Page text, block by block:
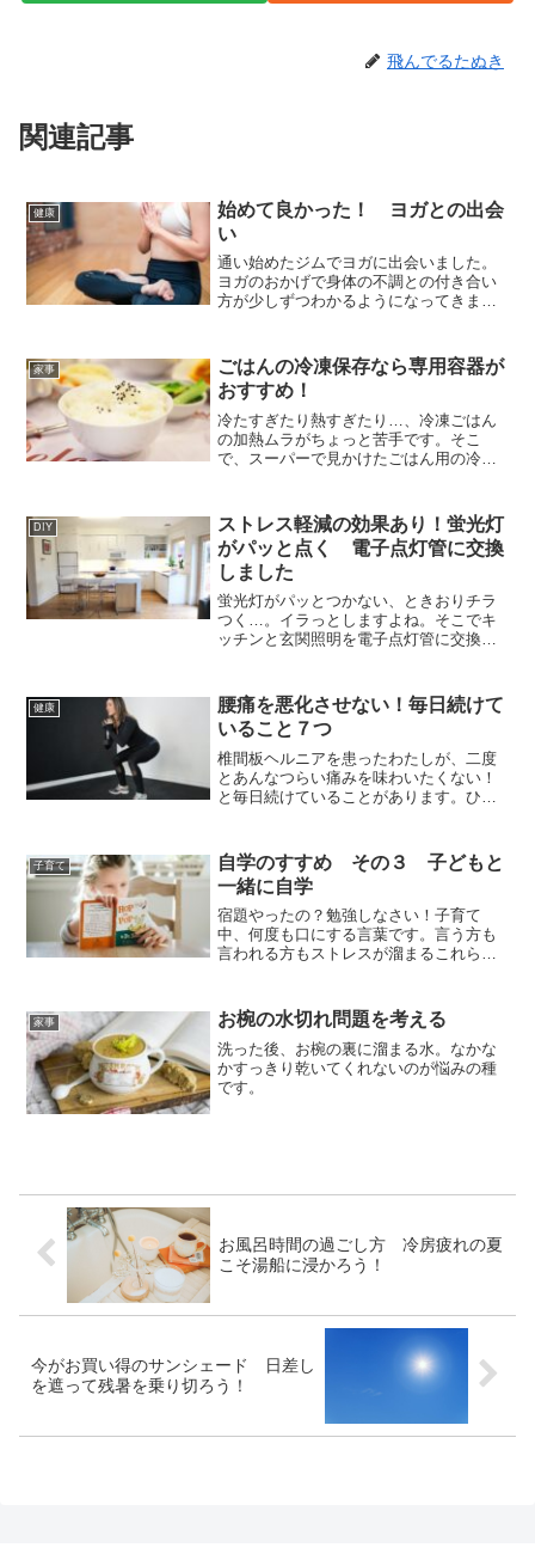
飛んでるたぬき
関連記事
健康
始めて良かった！ ヨガとの出会
い
通い始めたジムでヨガに出会いました。
ヨガのおかげで身体の不調との付き合い
方が少しずつわかるようになってきまし
家事
ごはんの冷凍保存なら専用容器が
おすすめ！
冷たすぎたり熱すぎたり…、冷凍ごはん
の加熱ムラがちょっと苦手です。そこ
で、スーパーで見かけたごはん用の冷凍
DIY
ストレス軽減の効果あり！蛍光灯
がパッと点く 電子点灯管に交換
しました
蛍光灯がパッとつかない、ときおりチラ
つく…。イラっとしますよね。そこでキ
ッチンと玄関照明を電子点灯管に交換し
はあったのか？感想を記します。
健康
腰痛を悪化させない！毎日続けて
いること７つ
椎間板ヘルニアを患ったわたしが、二度
とあんなつらい痛みを味わいたくない！
と毎日続けていることがあります。ひと
を発揮してくれます。わたしの腰痛予防
法をご紹介します。
子育て
自学のすすめ その３ 子どもと
一緒に自学
宿題やったの？勉強しなさい！子育て
中、何度も口にする言葉です。言う方も
言われる方もストレスが溜まるこれらを
家事 お椀の水切れ問題を考える
洗った後、お椀の裏に溜まる水。なかな
かすっきり乾いてくれないのが悩みの種
です。
お風呂時間の過ごし方 冷房疲れの夏
こそ湯船に浸かろう！
今がお買い得のサンシェード 日差し
を遮って残暑を乗り切ろう！